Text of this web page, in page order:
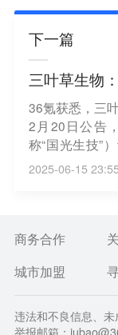
下一篇
三叶草生物
36氪获悉，三
2月20日公告
称“国光生技”
括但不限于在
于市场状况出
单方终止权
终止生效后，
认为，该终止
（RSV）候选
为相关呼吸道
2025-06-15
商务合作
城市加盟
违法和不良信息、